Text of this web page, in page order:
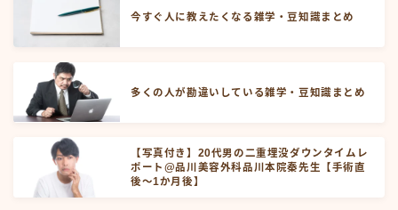
今すぐ人に教えたくなる雑学・豆知識まとめ
多くの人が勘違いしている雑学・豆知識まとめ
【写真付き】20代男の二重埋没ダウンタイムレ
ポート@品川美容外科品川本院秦先生【手術直
後～1か月後】